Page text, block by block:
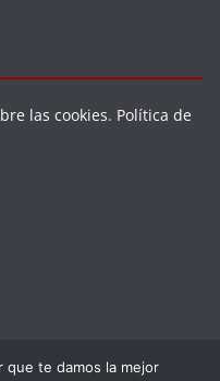
las cookies. Política de
que te damos la mejor